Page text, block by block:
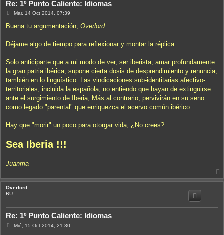
Re: 1º Punto Caliente: Idiomas
M
n
j
e
Mar, 14 Oct 2014, 07:39
Buena tu argumentación, Overlord.
Déjame algo de tiempo para reflexionar y montar la réplica.
Solo anticiparte que a mi modo de ver, ser iberista, amar profundamente
la gran patria ibérica, supone cierta dosis de desprendimiento y renuncia,
también en lo lingüístico. Las vindicaciones sub-identitarias afectivo-
territoriales, incluida la española, no entiendo que hayan de extinguirse
ante el surgimiento de Iberia; Más al contrario, pervivirán en su seno
como legado "parental" que enriquezca el acervo común ibérico.
Hay que "morir" un poco para otorgar vida; ¿No crees?
Sea Iberia !!!
Juanma
r
Overlord
RU
Re: 1º Punto Caliente: Idiomas
MMié, 15 Oct 2014, 21:30